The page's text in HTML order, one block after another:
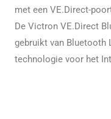
met een VE.Direct-
De Victron VE.Direct
gebruikt van Bluetooth
technologie voor het